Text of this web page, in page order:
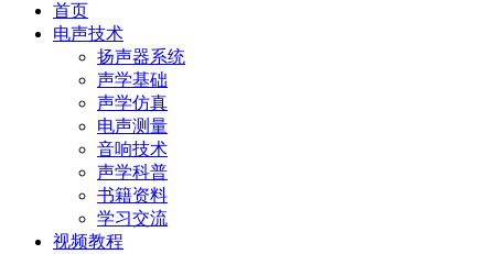
首页
电声技术
扬声器系统
声学基础
声学仿真
电声测量
音响技术
声学科普
书籍资料
学习交流
视频教程